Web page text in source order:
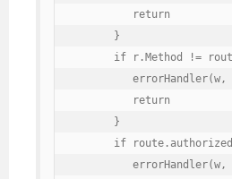
         return
      }
if r.Method !=
errorHandler(w,
         return
      }
if
errorHandler(w,